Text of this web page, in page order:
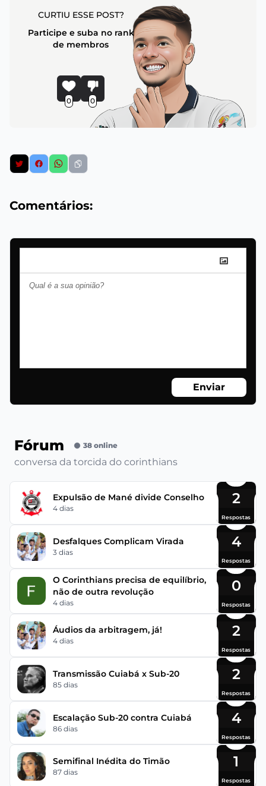
CURTIU ESSE POST?
Participe e suba no rank
de membros
0 0
Comentários:
Enviar
Fórum 38 online
conversa da torcida do corinthians
Expulsão de Mané divide Conselho
4 dias
2
Respostas
Desfalques Complicam Virada
3 dias
4
Respostas
O Corinthians precisa de equilíbrio,
não de outra revolução
4 dias
0
Respostas
Áudios da arbitragem, já!
4 dias
2
Respostas
Transmissão Cuiabá x Sub-20
85 dias
2
Respostas
Escalação Sub-20 contra Cuiabá
86 dias
4
Respostas
Semifinal Inédita do Timão
87 dias
1
Respostas